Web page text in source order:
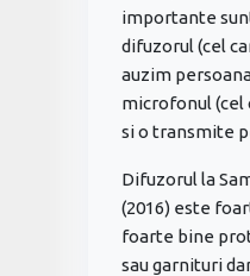
importante
difuzorul (cel
auzim
microfonul (cel
si o transmite
Difuzorul la
(2016) este
foarte bine
sau garnituri